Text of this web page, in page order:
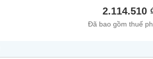
2.114.510
Đã bao gồm thuế